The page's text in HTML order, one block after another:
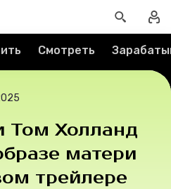
Смотреть
Том Холланд
матери
трейлере